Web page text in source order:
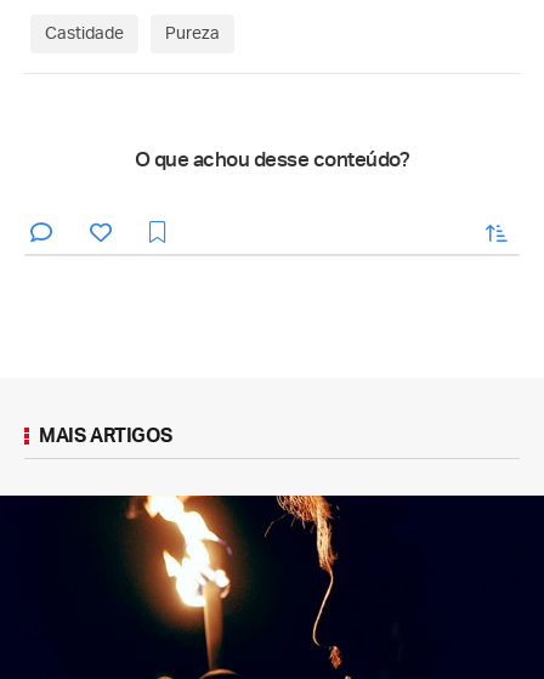
Castidade Pureza
O que achou desse conteúdo?
enviar
MAIS ARTIGOS